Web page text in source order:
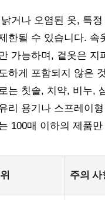
거나 오염된 옷, 특
한될 수 있습니다. 속
가능하며, 겉옷은 지
하게 포함되지 않은
는 칫솔, 치약, 비누,
리 용기나 스프레이
100매 이하의 제품
주의 사